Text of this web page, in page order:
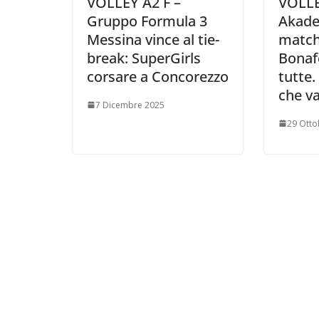
Gruppo Formula 3
Messina vince al tie-
break: SuperGirls
corsare a Concorezzo
7 Dicembre 2025
tutte.
che
29